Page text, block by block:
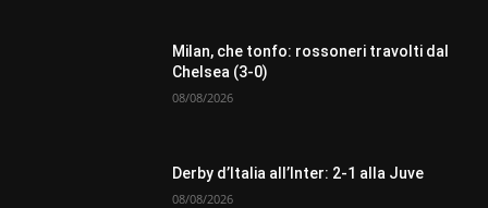
Milan, che tonfo: rossoneri travolti dal
Chelsea (3-0)
08/08/2026
Derby d’Italia all’Inter: 2-1 alla Juve
08/08/2026